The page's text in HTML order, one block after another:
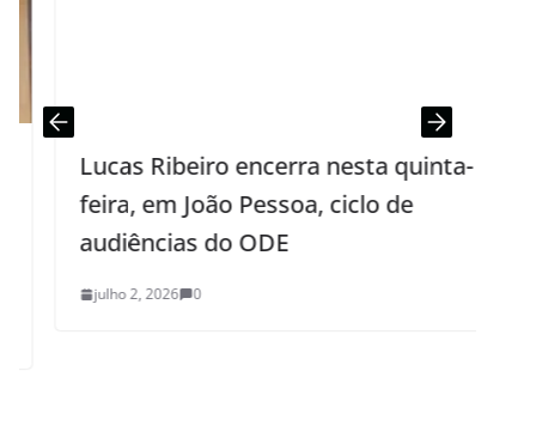
Lucas Ribeiro encerra nesta quinta-
feira, em João Pessoa, ciclo de
audiências do ODE
julho 2, 2026 0